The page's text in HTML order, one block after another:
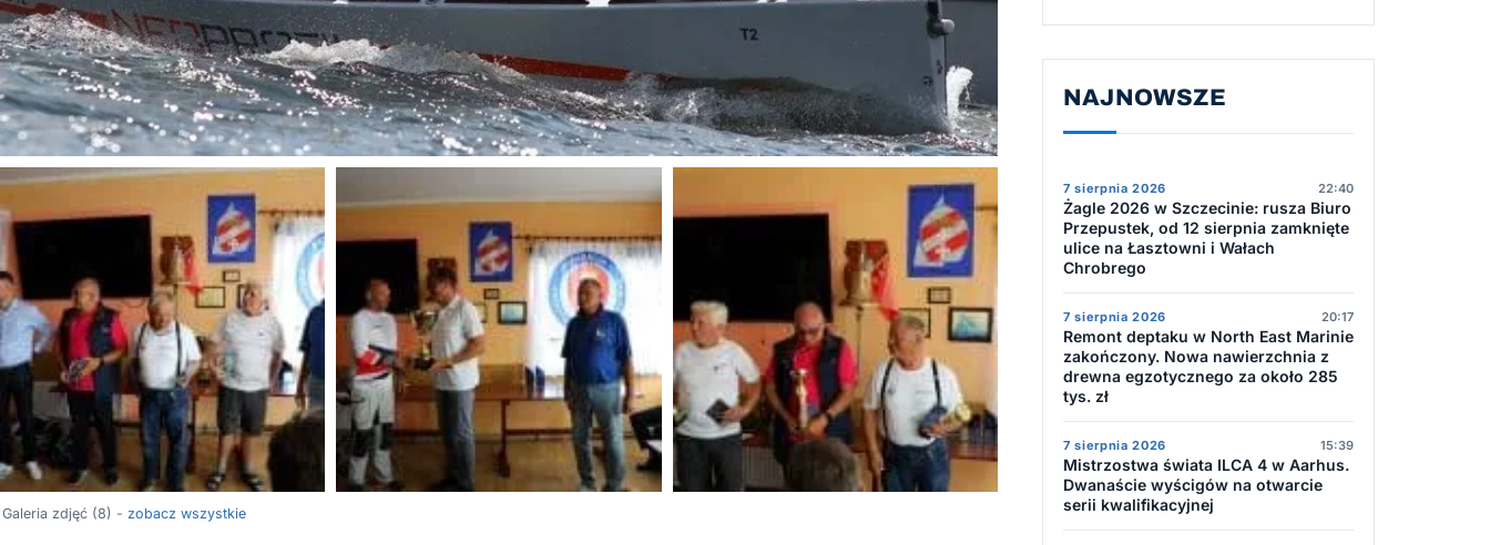
Galeria zdjęć (8) - zobacz wszystkie
NAJNOWSZE
7 sierpnia 2026 22:40
Żagle 2026 w Szczecinie: rusza Biuro
Przepustek, od 12 sierpnia zamknięte
ulice na Łasztowni i Wałach
Chrobrego
7 sierpnia 2026 20:17
Remont deptaku w North East Marinie
zakończony. Nowa nawierzchnia z
drewna egzotycznego za około 285
tys. zł
7 sierpnia 2026 15:39
Mistrzostwa świata ILCA 4 w Aarhus.
Dwanaście wyścigów na otwarcie
serii kwalifikacyjnej